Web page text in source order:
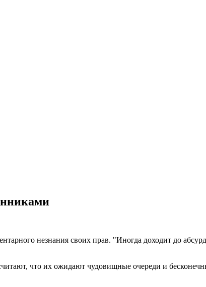
незнания своих прав. "Иногда доходит до
что их ожидают чудовищные очереди и